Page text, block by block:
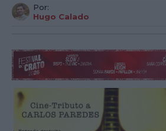
Por:
Hugo Calado